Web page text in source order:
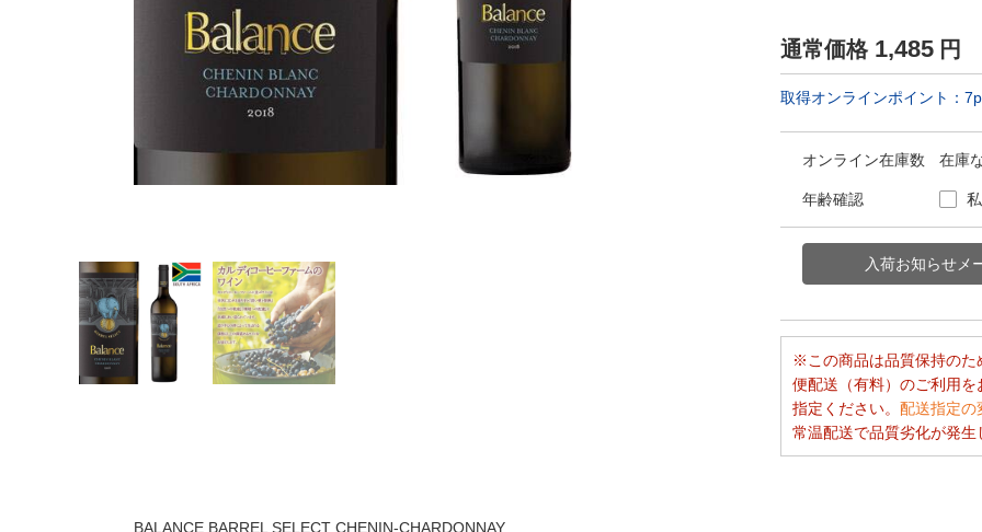
通常価格 1,485 円
取得オンラインポイント： 7
オンライン在庫数 在庫
年齢確認
この商品は品質保持の
便配送（有料）のご利用
指定ください。 配送指定の
常温配送で品質劣化が発生
BALANCE BARREL SELECT CHENIN-CHARDONNAY